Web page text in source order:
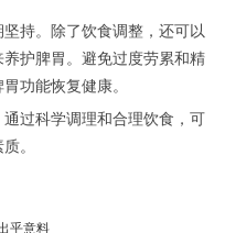
持。除了饮食调整，还可以
护脾胃。避免过度劳累和精
功能恢复健康。
过科学调理和合理饮食，可
。
乎意料